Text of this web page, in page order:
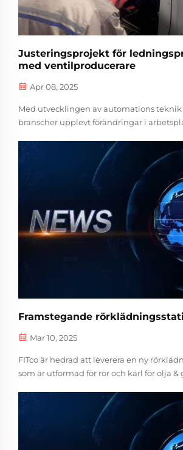
Justeringsprojekt för
med ventilproducerare
Apr 08, 2025
Med utvecklingen av automations
branscher upplevt förändringar i
betydligt förbättrat arbetsflöde och
projekt syftar till att erbjuda argonbåge...
Framstegande
Mar 10, 2025
FITco är hedrad att leverera en ny
som är utformad för rör och kärl för olja &
industrier. Svetslågmekanism och
svetskraftförsörjningssystem kan vara...